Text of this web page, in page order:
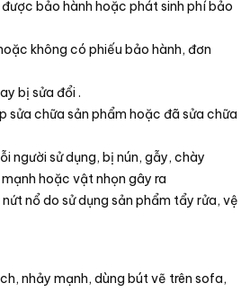
được bảo hành hoặc phát sinh phí bảo
không có phiếu bảo hành, đơn
bị sửa đổi .
sửa chữa sản phẩm hoặc đã sửa chữa
người sử dụng, bị nún, gẫy, chày
hoặc vật nhọn gây ra
nổ do sử dụng sản phẩm tẩy rửa, vệ
nhảy mạnh, dùng bút vẽ trên sofa,